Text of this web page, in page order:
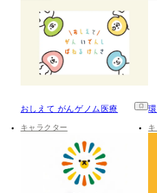
おしえて がんゲノム医療
キャラクター